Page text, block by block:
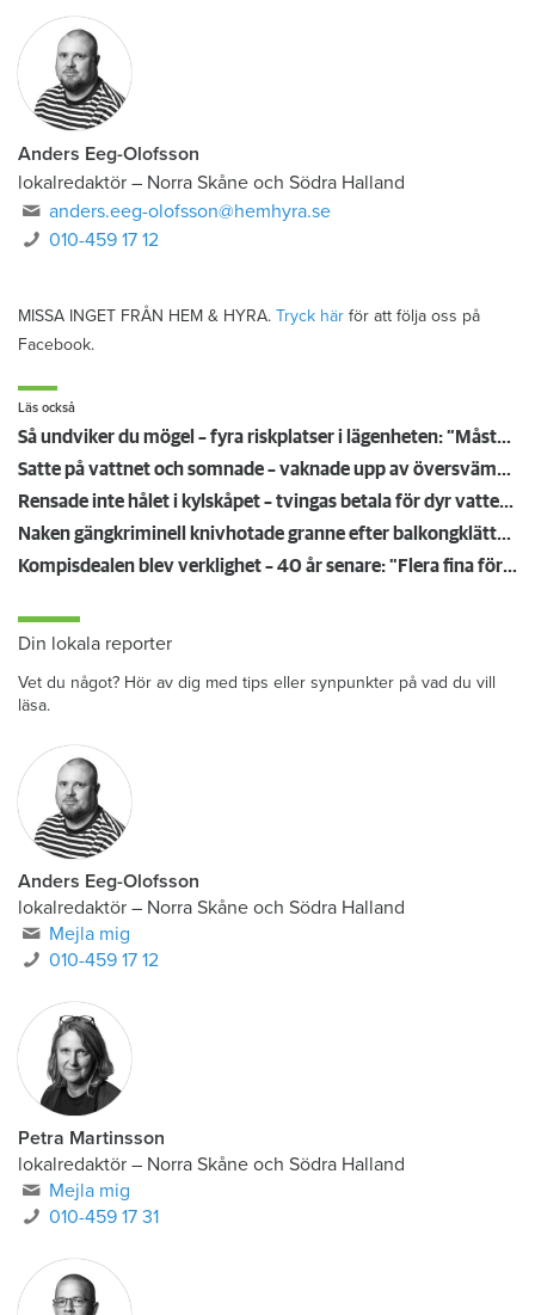
Anders Eeg-Olofsson
lokalredaktör – Norra Skåne och Södra Halland
anders.eeg-olofsson@hemhyra.se
010-459 17 12
MISSA INGET FRÅN HEM & HYRA. Tryck här för att följa oss på
Facebook.
Läs också
Så undviker du mögel – fyra riskplatser i lägenheten: ”Måste städa bort”
Satte på vattnet och somnade – vaknade upp av översvämning hos grannen
Rensade inte hålet i kylskåpet – tvingas betala för dyr vattenskada
Naken gängkriminell knivhotade granne efter balkongklättring
Kompisdealen blev verklighet – 40 år senare: "Flera fina fördelar med att dela bostad"
Din lokala reporter
Vet du något? Hör av dig med tips eller synpunkter på vad du vill
läsa.
Anders Eeg-Olofsson
lokalredaktör – Norra Skåne och Södra Halland
Mejla mig
010-459 17 12
Petra Martinsson
lokalredaktör – Norra Skåne och Södra Halland
Mejla mig
010-459 17 31